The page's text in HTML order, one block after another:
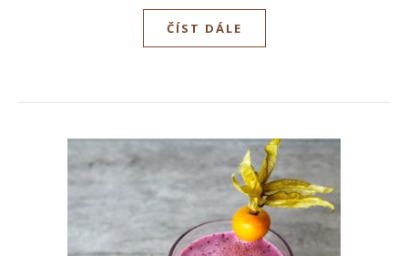
ČÍST DÁLE